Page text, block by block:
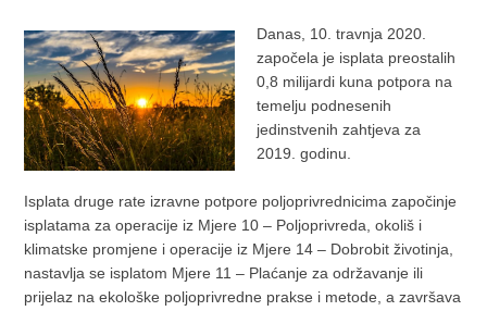
Danas, 10. travnja 2020.
započela je isplata preostalih
0,8 milijardi kuna potpora na
temelju podnesenih
jedinstvenih zahtjeva za
2019. godinu.
Isplata druge rate izravne potpore poljoprivrednicima započinje
isplatama za operacije iz Mjere 10 – Poljoprivreda, okoliš i
klimatske promjene i operacije iz Mjere 14 – Dobrobit životinja,
nastavlja se isplatom Mjere 11 – Plaćanje za održavanje ili
prijelaz na ekološke poljoprivredne prakse i metode, a završava